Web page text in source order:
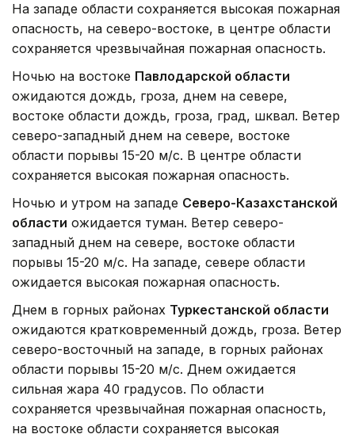
На западе области сохраняется высокая пожарная
опасность, на северо-востоке, в центре области
сохраняется чрезвычайная пожарная опасность.
Ночью на востоке Павлодарской области
ожидаются дождь, гроза, днем на севере,
востоке области дождь, гроза, град, шквал. Ветер
северо-западный днем на севере, востоке
области порывы 15-20 м/с. В центре области
сохраняется высокая пожарная опасность.
Ночью и утром на западе Северо-Казахстанской
области ожидается туман. Ветер северо-
западный днем на севере, востоке области
порывы 15-20 м/с. На западе, севере области
ожидается высокая пожарная опасность.
Днем в горных районах Туркестанской области
ожидаются кратковременный дождь, гроза. Ветер
северо-восточный на западе, в горных районах
области порывы 15-20 м/с. Днем ожидается
сильная жара 40 градусов. По области
сохраняется чрезвычайная пожарная опасность,
на востоке области сохраняется высокая